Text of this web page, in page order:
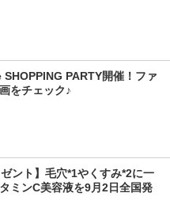
SHOPPING PARTY開催！ファ
をチェック♪
ゼント】毛穴*1やくすみ*2に一
ミンC美容液を9月2日全国発